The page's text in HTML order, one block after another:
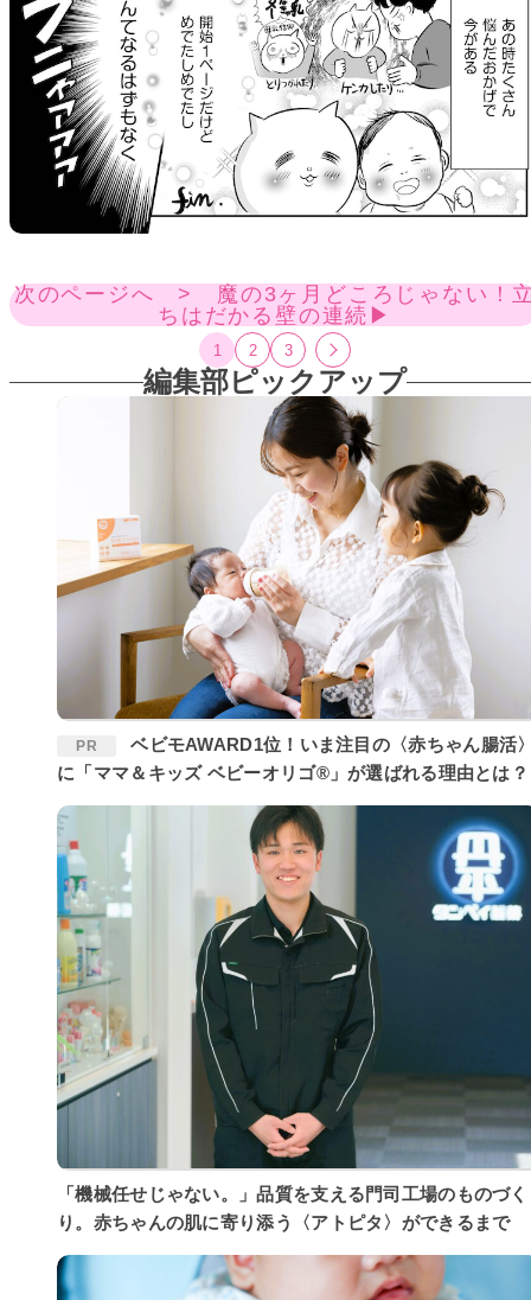
次のページへ > 魔の3ヶ月どころじゃない！
ちはだかる壁の連続▶
1 2 3
編集部ピックアップ
PR
ベビモAWARD1位！いま注目の〈赤ちゃん腸活〉
に「ママ＆キッズ ベビーオリゴ®」が選ばれる理由とは？
「機械任せじゃない。」品質を支える門司工場のものづく
り。赤ちゃんの肌に寄り添う〈アトピタ〉ができるまで